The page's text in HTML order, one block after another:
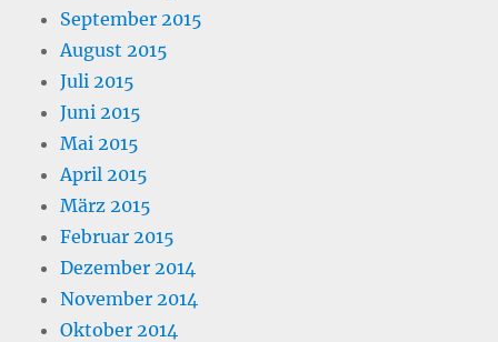
September 2015
August 2015
Juli 2015
Juni 2015
Mai 2015
April 2015
März 2015
Februar 2015
Dezember 2014
November 2014
Oktober 2014